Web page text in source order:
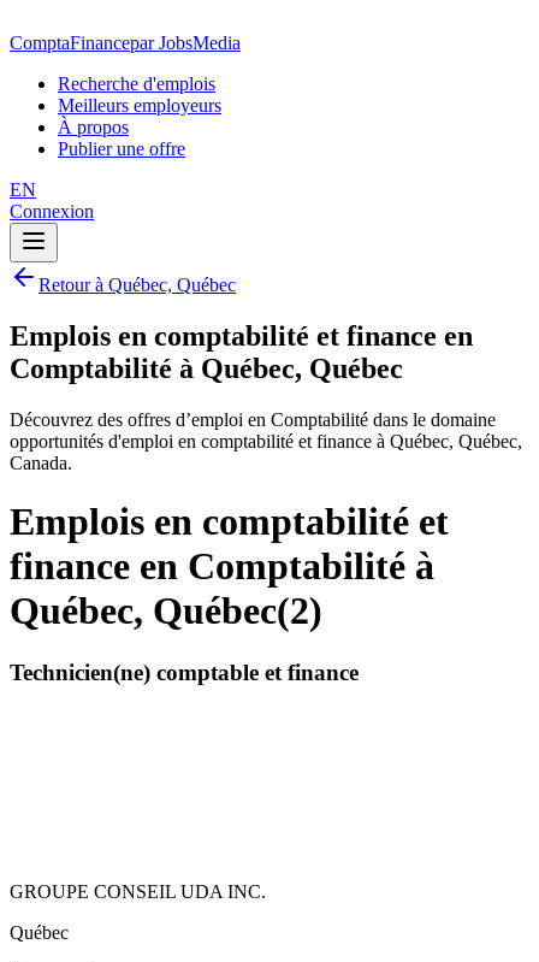
ComptaFinancepar JobsMedia
Recherche d'emplois
Meilleurs employeurs
À propos
Publier une offre
EN
Connexion
Retour à Québec, Québec
Emplois en comptabilité et finance en
Comptabilité à Québec, Québec
Découvrez des offres d’emploi en Comptabilité dans le domaine
opportunités d'emploi en comptabilité et finance à Québec, Québec,
Canada.
Emplois en comptabilité et
finance en Comptabilité à
Québec, Québec(2)
Technicien(ne) comptable et finance
GROUPE CONSEIL UDA INC.
Québec